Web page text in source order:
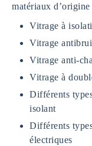
matériaux d’origine
Vitrage à
Vitrage
Vitrage anti-
Vitrage à
Différents
isolant
Différents
électriques